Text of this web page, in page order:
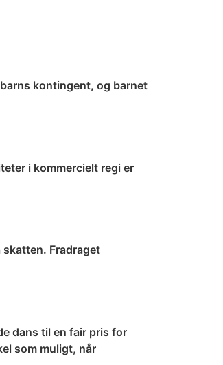
kontingent, og barnet
i kommercielt regi er
Fradraget
dans til en fair pris for
som muligt, når